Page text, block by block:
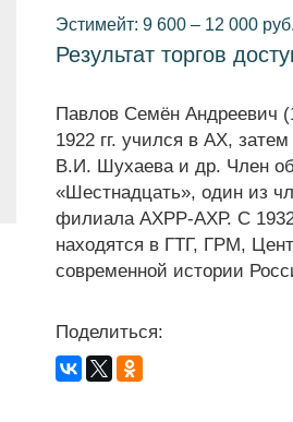
Эстимейт: 9 600 – 12 000 руб.
Результат торгов
Павлов Семён Андреевич
1922 гг. учился в АХ,
В.И. Шухаева и др. Член
«Шестнадцать», один из
филиала АХРР-АХР. С
находятся в ГТГ, ГРМ,
современной истории
Поделиться: